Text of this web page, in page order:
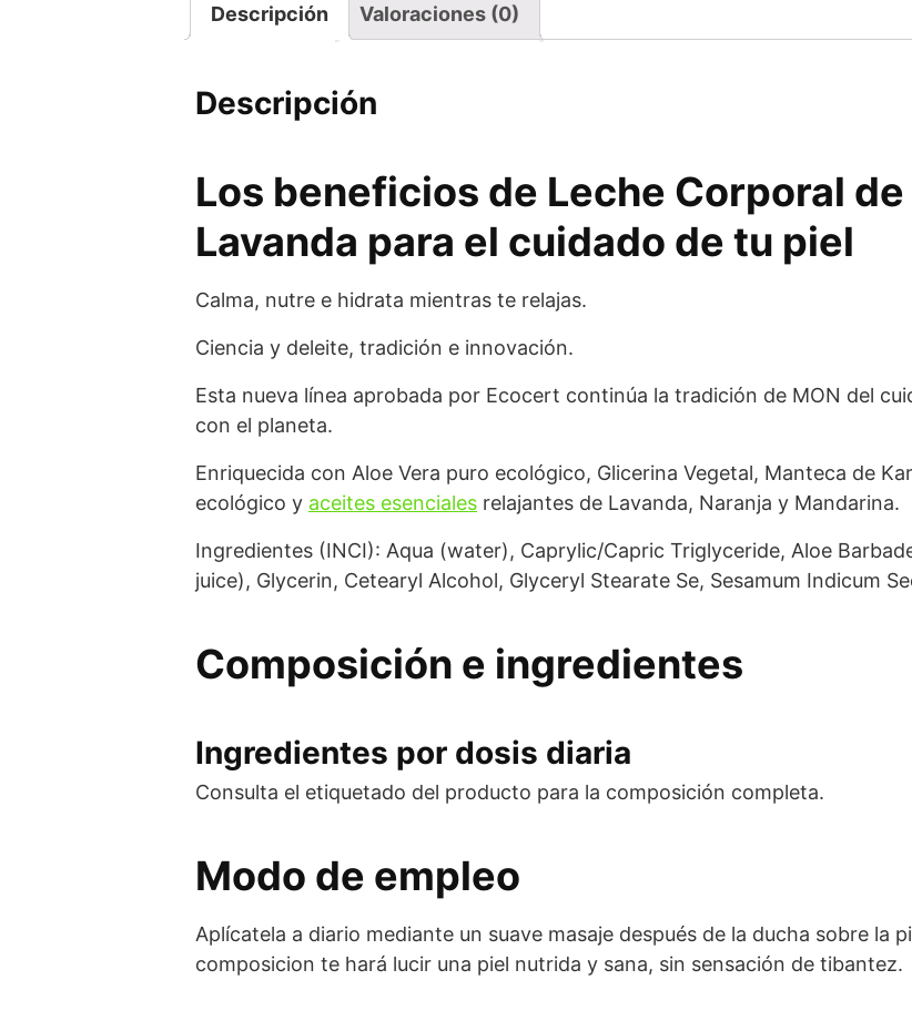
Descripción Valoraciones (0)
Descripción
Los beneficios de Leche Corporal
Lavanda para el cuidado de tu piel
Calma, nutre e hidrata mientras te relajas.
Ciencia y deleite, tradición e innovación.
Esta nueva línea aprobada por Ecocert continúa la tradición de MON del
con el planeta.
Enriquecida con Aloe Vera puro ecológico, Glicerina Vegetal, Manteca de
ecológico y aceites esenciales relajantes de Lavanda, Naranja y Mandarina.
Ingredientes (INCI): Aqua (water), Caprylic/Capric Triglyceride, Aloe
juice), Glycerin, Cetearyl Alcohol, Glyceryl Stearate Se, Sesamum Indicum
Composición e ingredientes
Ingredientes por dosis diaria
Consulta el etiquetado del producto para la composición completa.
Modo de empleo
Aplícatela a diario mediante un suave masaje después de la ducha sobre la
composicion te hará lucir una piel nutrida y sana, sin sensación de tibantez.